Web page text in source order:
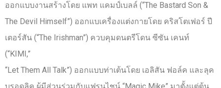
ออกแบบงานสร้างโดย แพท แคมป์เบลล์ (“The Bastard Son &
The Devil Himself”) ออกแบเครื่องแต่งกายโดย คริสโตเฟอร์ ปี
เตอร์สัน (“The Irishman”) ควบคุมดนตรีโดน ซีซัน เคนท์
(“KIMI,”
“Let Them All Talk”) ออกแบบท่าเต้นโดย เอลิสัน ฟอล์ค และลุค